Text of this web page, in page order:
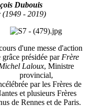
Dubouis
(1949 - 2019)
d'une messe d'action
grâce présidée par Frère
Laloux, Ministre
provincial,
par les Frères de
et plusieurs Frères
de Rennes et de Paris.